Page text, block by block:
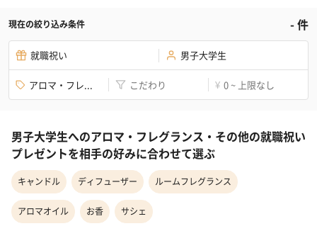
現在の絞り込み条件 -件
就職祝い 男子大学生
アロマ・フレ... こだわり ¥ 0 ~ 上限なし
男子大学生へのアロマ・フレグランス・その他の就職祝い
プレゼントを相手の好みに合わせて選ぶ
キャンドル ディフューザー ルームフレグランス
アロマオイル お香 サシェ